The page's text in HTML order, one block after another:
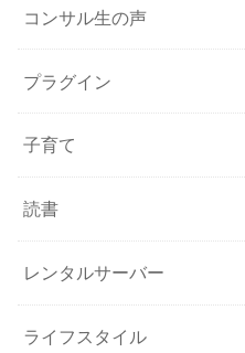
コンサル生の声
プラグイン
子育て
読書
レンタルサーバー
ライフスタイル